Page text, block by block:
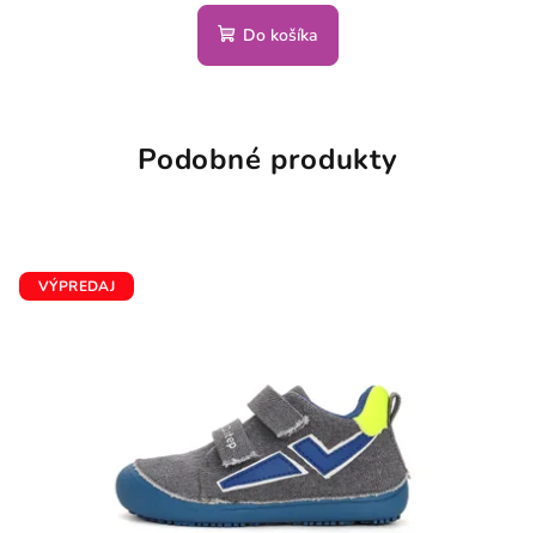
Do košíka
Podobné produkty
VÝPREDAJ